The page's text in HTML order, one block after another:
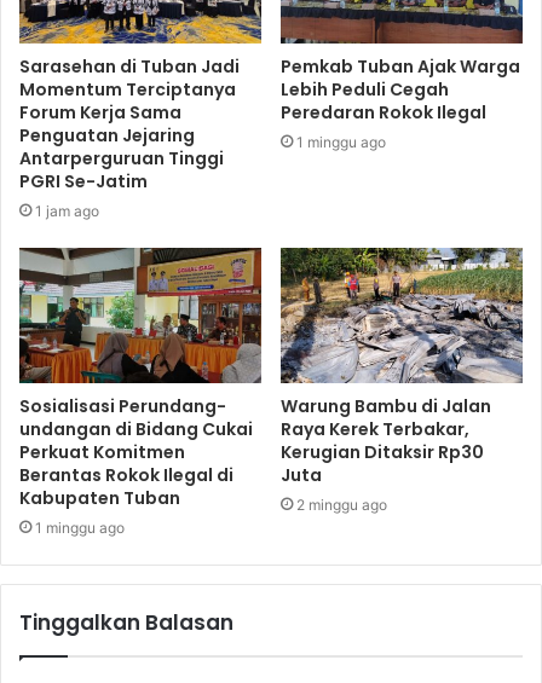
Sarasehan di Tuban Jadi
Momentum Terciptanya
Forum Kerja Sama
Penguatan Jejaring
Antarperguruan Tinggi
PGRI Se-Jatim
1 jam ago
Pemkab Tuban Ajak Warga
Lebih Peduli Cegah
Peredaran Rokok Ilegal
1 minggu ago
Sosialisasi Perundang-
undangan di Bidang Cukai
Perkuat Komitmen
Berantas Rokok Ilegal di
Kabupaten Tuban
1 minggu ago
Warung Bambu di Jalan
Raya Kerek Terbakar,
Kerugian Ditaksir Rp30
Juta
2 minggu ago
Tinggalkan Balasan